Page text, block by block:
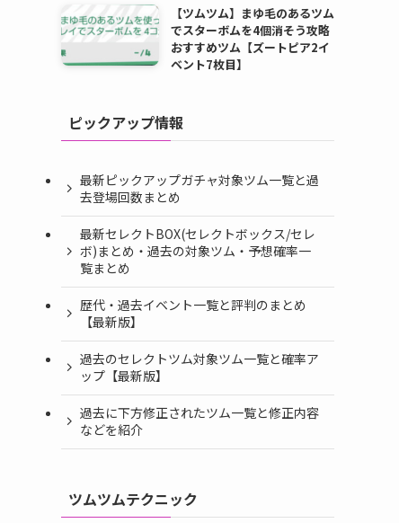
【ツムツム】まゆ毛のあるツム
でスターボムを4個消そう攻略
おすすめツム【ズートピア2イ
ベント7枚目】
ピックアップ情報
最新ピックアップガチャ対象ツム一覧と過
去登場回数まとめ
最新セレクトBOX(セレクトボックス/セレ
ボ)まとめ・過去の対象ツム・予想確率一
覧まとめ
歴代・過去イベント一覧と評判のまとめ
【最新版】
過去のセレクトツム対象ツム一覧と確率ア
ップ【最新版】
過去に下方修正されたツム一覧と修正内容
などを紹介
ツムツムテクニック